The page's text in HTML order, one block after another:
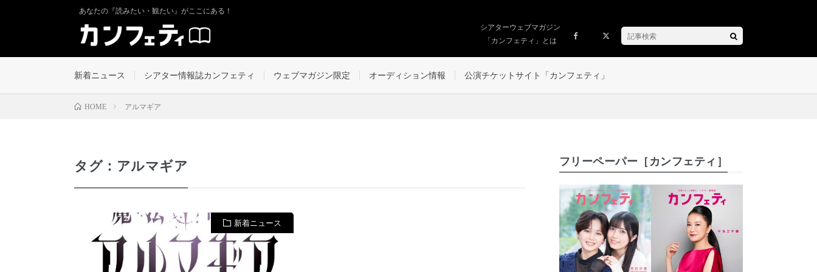
あなたの『読みたい・観たい』がここにある！
シアターウェブマガジン
「カンフェティ」とは
新着ニュース シアター情報誌カンフェティ ウェブマガジン限定 オーディション情報 公演チケットサイト「カンフェティ」
HOME アルマギア
タグ：アルマギア
新着ニュース
フリーペーパー［カンフェティ］